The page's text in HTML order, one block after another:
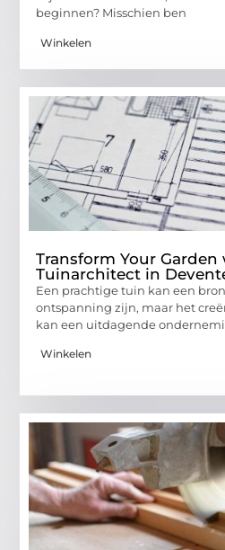
beginnen? Misschien ben
Winkelen
Transform Your Garden
Tuinarchitect in
Een prachtige tuin kan een
ontspanning zijn, maar het
kan een uitdagende
Winkelen